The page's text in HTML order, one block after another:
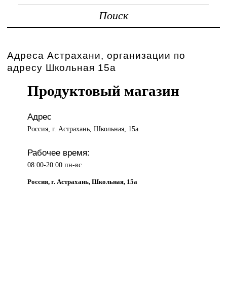
Поиск
Адреса Астрахани, организации по
адресу Школьная 15а
Продуктовый магазин
Адрес
Россия, г. Астрахань, Школьная, 15а
Рабочее время:
08:00-20:00 пн-вс
Россия, г. Астрахань, Школьная, 15а